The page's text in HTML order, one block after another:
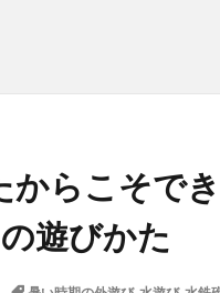
からこそで
遊びかた